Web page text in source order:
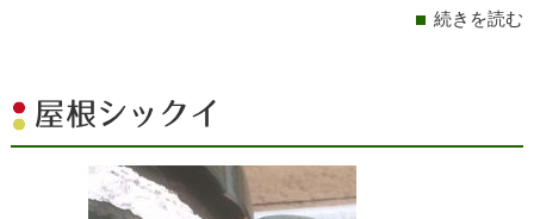
続きを読む
屋根シックイ